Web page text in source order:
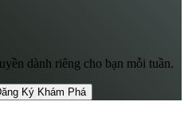
dành riêng cho bạn mỗi tuần.
Ký Khám Phá